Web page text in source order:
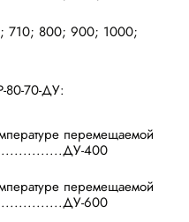
800; 900; 1000;
80-70-ДУ:
перемещаемой
400
перемещаемой
600